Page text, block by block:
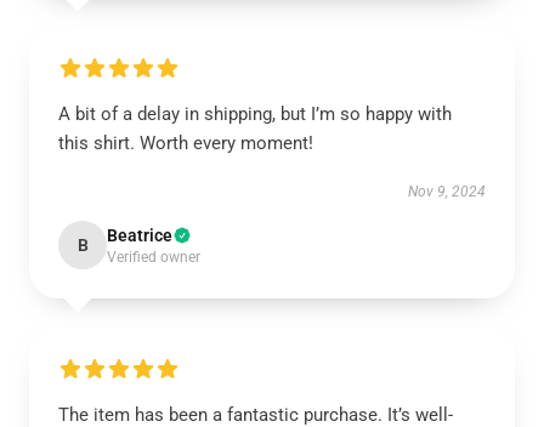
A bit of a delay in shipping, but I’m so happy with
this shirt. Worth every moment!
Nov 9, 2024
B Beatrice
Verified owner
The item has been a fantastic purchase. It’s well-